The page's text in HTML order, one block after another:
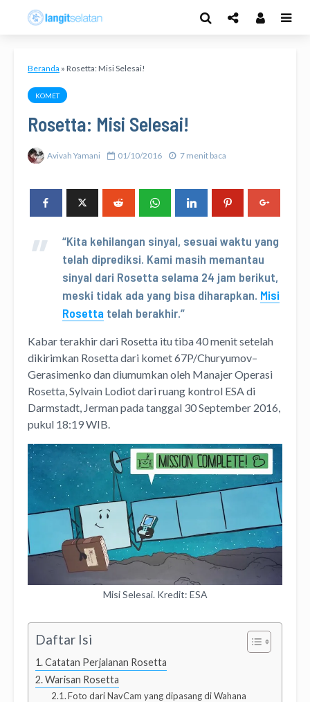
Beranda » Rosetta: Misi Selesai!
KOMET
Rosetta: Misi Selesai!
Avivah Yamani 01/10/2016 7 menit baca
“Kita kehilangan sinyal, sesuai waktu yang
telah diprediksi. Kami masih memantau
sinyal dari Rosetta selama 24 jam berikut,
meski tidak ada yang bisa diharapkan. Misi
Rosetta telah berakhir.”
Kabar terakhir dari Rosetta itu tiba 40 menit setelah
dikirimkan Rosetta dari komet 67P/Churyumov–
Gerasimenko dan diumumkan oleh Manajer Operasi
Rosetta, Sylvain Lodiot dari ruang kontrol ESA di
Darmstadt, Jerman pada tanggal 30 September 2016,
pukul 18:19 WIB.
Misi Selesai. Kredit: ESA
Daftar Isi
Catatan Perjalanan Rosetta
Warisan Rosetta
Foto dari NavCam yang dipasang di Wahana